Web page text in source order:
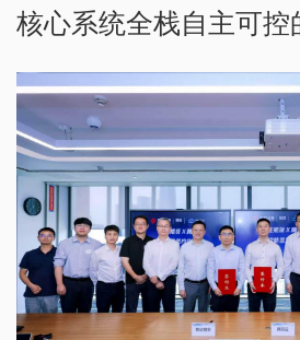
核心系统全栈自主可控